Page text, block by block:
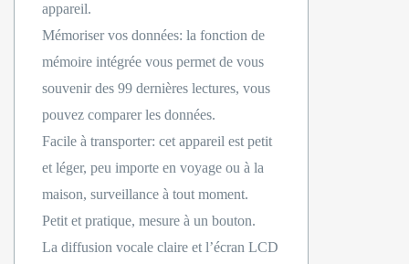
appareil.
Mémoriser vos données: la fonction de
mémoire intégrée vous permet de vous
souvenir des 99 dernières lectures, vous
pouvez comparer les données.
Facile à transporter: cet appareil est petit
et léger, peu importe en voyage ou à la
maison, surveillance à tout moment.
Petit et pratique, mesure à un bouton.
La diffusion vocale claire et l’écran LCD